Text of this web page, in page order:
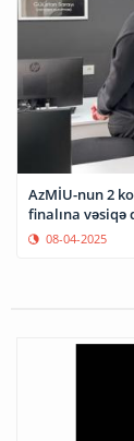
AzMİU-nun 2
finalına vəsiqə
08-04-2025